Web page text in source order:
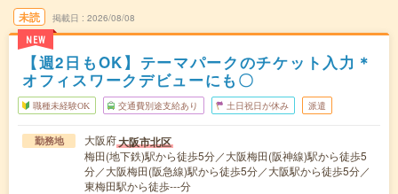
未読
NEW
掲載日 2026/08/08
【週2日もOK】テーマパークのチケット入力＊
オフィスワークデビューにも〇
職種未経験OK 交通費別途支給あり 土日祝日が休み 派遣
勤務地 大阪府大阪市北区
梅田(地下鉄)駅から徒歩5分／大阪梅田(阪神線)駅から徒歩5
分／大阪梅田(阪急線)駅から徒歩5分／大阪駅から徒歩5分／
東梅田駅から徒歩---分